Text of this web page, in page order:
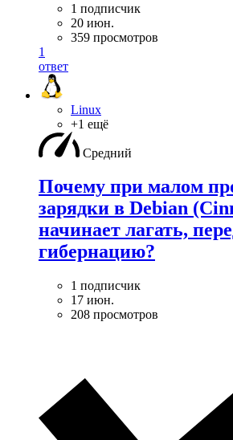
1 подписчик
20 июн.
359 просмотров
1
ответ
Linux
+1 ещё
Средний
Почему при малом
зарядки в Debian
начинает лагать,
гибернацию?
1 подписчик
17 июн.
208 просмотров